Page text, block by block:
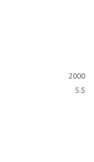
2000
5.5